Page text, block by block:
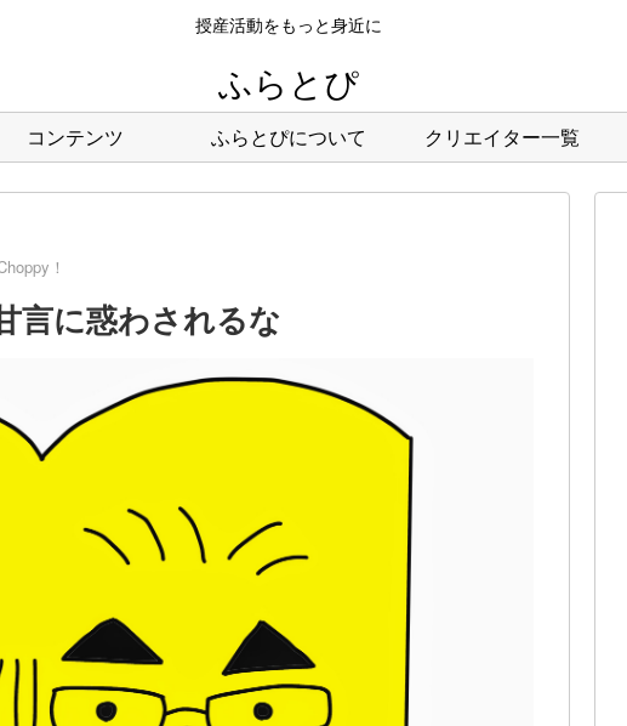
授産活動をもっと身近に
ふらとぴ
コンテンツ ふらとぴについて クリエイター一覧
！
言に惑わされるな